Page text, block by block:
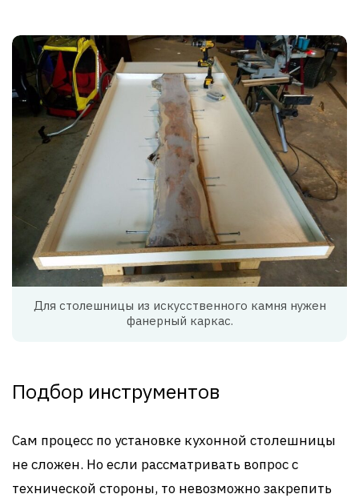
Для столешницы из искусственного камня нужен
фанерный каркас.
Подбор инструментов
Сам процесс по установке кухонной столешницы
не сложен. Но если рассматривать вопрос с
технической стороны, то невозможно закрепить